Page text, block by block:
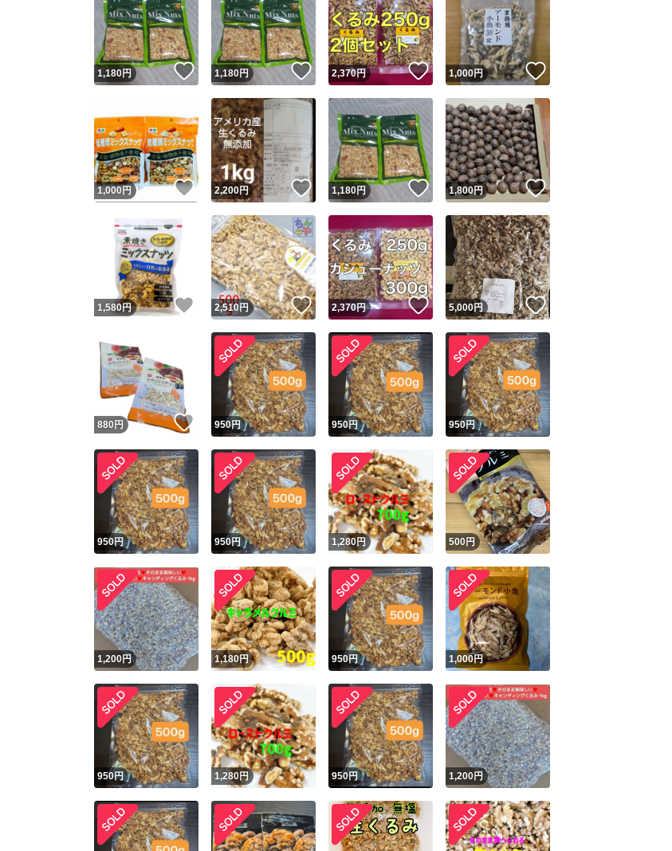
安心発送 このユーザーは設定した発送日数内に発送しています
1,180円 いいね！
1,180円 いいね！
2,370円 いいね！
1,000円
1,000円 いいね！
2,200円 いいね！
1,180円 いいね！
1,800円 いいね！
1,580円 いいね！
2,510円 いいね！
2,370円 いいね！
5,000円 いいね！
880 円 いいね！
950円 950円 950円
950円 950円 1,280円 500円
1,200円 1,180円 950円 1,000円
950円 1,280円 950円 1,200円